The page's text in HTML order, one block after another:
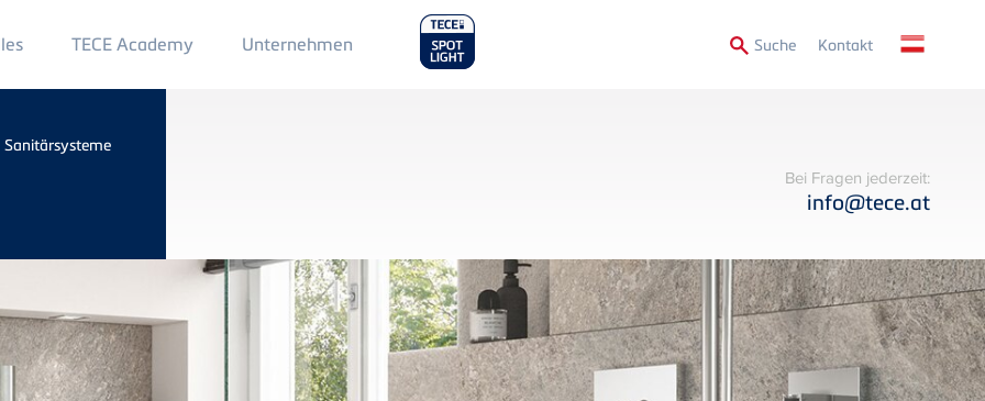
TECE Academy Main
Menu
Unternehmen SucheSecondary
Kontakt
Sanitärsysteme
Bei Fragen jederzeit:
info@tece.at